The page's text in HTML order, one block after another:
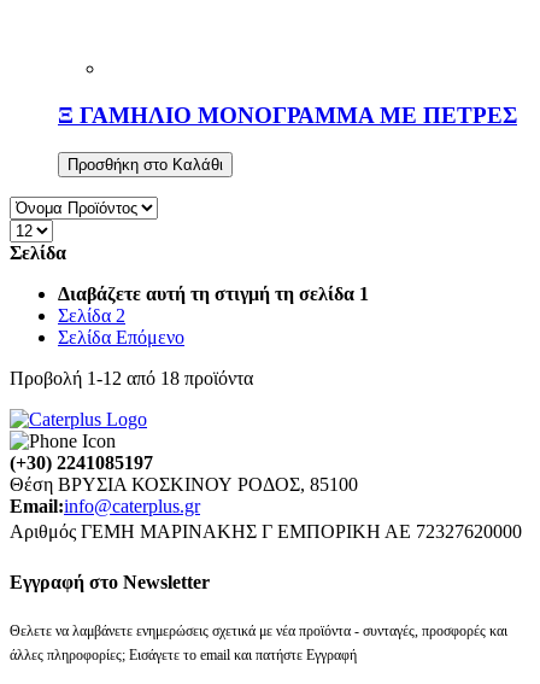
Ξ ΓΑΜΗΛΙΟ ΜΟΝΟΓΡΑΜΜΑ ΜΕ ΠΕΤΡΕΣ
Προσθήκη στο Καλάθι
Σελίδα
Διαβάζετε αυτή τη στιγμή τη σελίδα 1
Σελίδα 2
Σελίδα Επόμενο
Προβολή 1-12 από 18 προϊόντα
(+30) 2241085197
Θέση ΒΡΥΣΙΑ ΚΟΣΚΙΝΟΥ ΡΟΔΟΣ, 85100
Email:info@caterplus.gr
Αριθμός ΓΕΜΗ ΜΑΡΙΝΑΚΗΣ Γ ΕΜΠΟΡΙΚΗ ΑΕ 72327620000
Eγγραφή στο Newsletter
Θελετε να λαμβάνετε ενημερώσεις σχετικά με νέα προϊόντα - συνταγές, προσφορές και
άλλες πληροφορίες; Εισάγετε το email και πατήστε Εγγραφή